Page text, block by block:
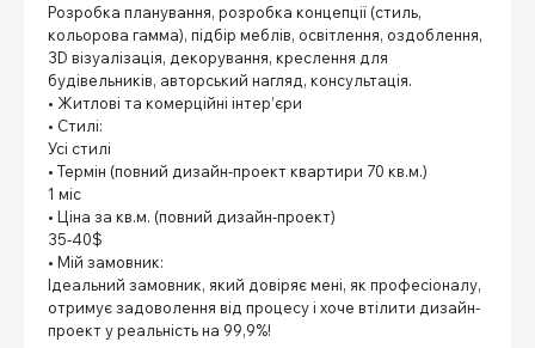
Розробка планування, розробка концепції (стиль,
кольорова гамма), підбір меблів, освітлення, оздоблення,
3D візуалізація, декорування, креслення для
будівельників, авторський нагляд, консультація.
• Житлові та комерційні інтер’єри
• Стилі:
Усі стилі
• Термін (повний дизайн-проект квартири 70 кв.м.)
1 міс
• Ціна за кв.м. (повний дизайн-проект)
35-40$
• Мій замовник:
Ідеальний замовник, який довіряє мені, як професіоналу,
отримує задоволення від процесу і хоче втілити дизайн-
проект у реальність на 99,9%!